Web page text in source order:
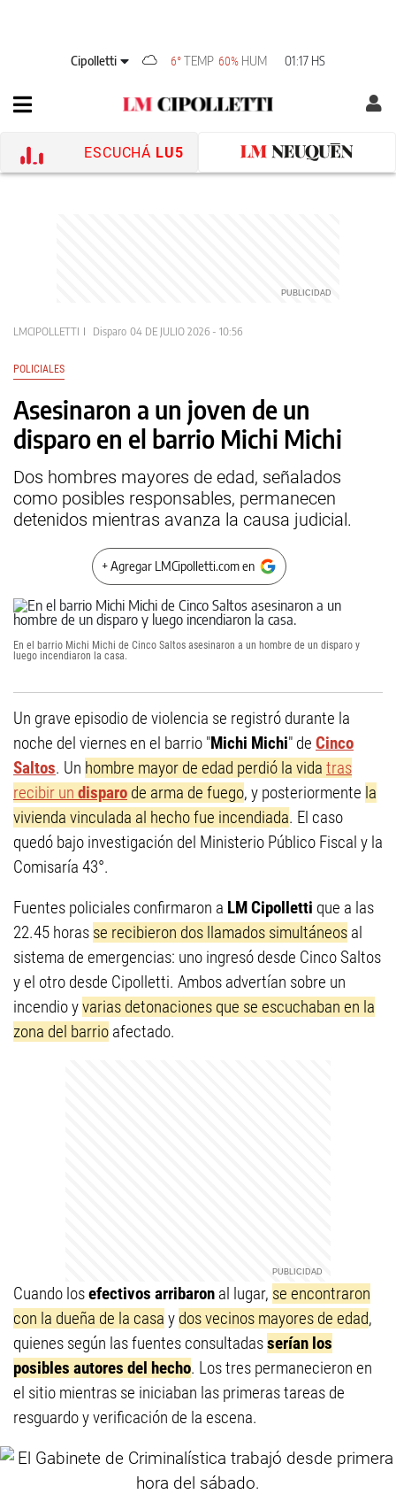
Cipolletti 6° TEMP 60% HUM 01:17 HS
ESCUCHÁ LU5
LMCIPOLLETTI Disparo 04 DE JULIO 2026 - 10:56
POLICIALES
Asesinaron a un joven de un
disparo en el barrio Michi Michi
Dos hombres mayores de edad, señalados
como posibles responsables, permanecen
detenidos mientras avanza la causa judicial.
+ Agregar LMCipolletti.com en
En el barrio Michi Michi de Cinco Saltos asesinaron a un hombre de un disparo y
luego incendiaron la casa.
Un grave episodio de violencia se registró durante la
noche del viernes en el barrio "Michi Michi" de Cinco
Saltos. Un hombre mayor de edad perdió la vida tras
recibir un disparo de arma de fuego, y posteriormente la
vivienda vinculada al hecho fue incendiada. El caso
quedó bajo investigación del Ministerio Público Fiscal y la
Comisaría 43°.
Fuentes policiales confirmaron a LM Cipolletti que a las
22.45 horas se recibieron dos llamados simultáneos al
sistema de emergencias: uno ingresó desde Cinco Saltos
y el otro desde Cipolletti. Ambos advertían sobre un
incendio yvarias detonaciones que se escuchaban en la
zona del barrio afectado.
Cuando losefectivos arribaron al lugar, se encontraron
con la dueña de la casa y dos vecinos mayores de edad,
quienes según las fuentes consultadasserían los
posibles autores del hecho. Los tres permanecieron en
el sitio mientras se iniciaban las primeras tareas de
resguardo y verificación de la escena.